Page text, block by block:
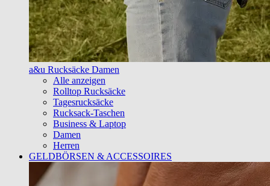
a&u Rucksäcke Damen
Alle anzeigen
Rolltop Rucksäcke
Tagesrucksäcke
Rucksack-Taschen
Business & Laptop
Damen
Herren
GELDBÖRSEN & ACCESSOIRES